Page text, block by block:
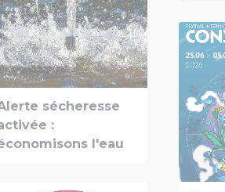
sécheresse
:
l'eau